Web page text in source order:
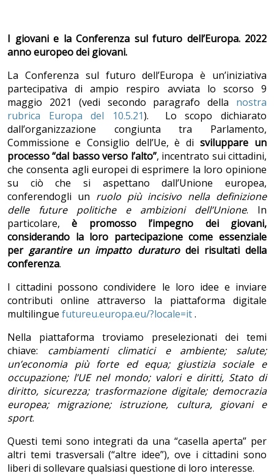
I giovani e la Conferenza sul futuro dell’Europa. 2022
anno europeo dei giovani.
La Conferenza sul futuro dell’Europa è un’iniziativa
partecipativa di ampio respiro avviata lo scorso 9
maggio 2021 (vedi secondo paragrafo della nostra
rubrica Europa del 10.5.21). Lo scopo dichiarato
dall’organizzazione congiunta tra Parlamento,
Commissione e Consiglio dell’Ue, è disviluppare un
processo “dal basso verso l’alto”, incentrato sui cittadini,
che consenta agli europei di esprimere la loro opinione
su ciò che si aspettano dall’Unione europea,
conferendogli un ruolo più incisivo nella definizione
delle future politiche e ambizioni dell’Unione. In
particolare,è promosso l’impegno dei giovani,
considerando la loro partecipazione come essenziale
pergarantire un impatto duraturodei risultati della
conferenza.
I cittadini possono condividere le loro idee e inviare
contributi online attraverso la piattaforma digitale
multilingue futureu.europa.eu/?locale=it.
Nella piattaforma troviamo preselezionati dei temi
chiave: cambiamenti climatici e ambiente; salute;
un’economia più forte ed equa; giustizia sociale e
occupazione; l’UE nel mondo; valori e diritti, Stato di
diritto, sicurezza; trasformazione digitale; democrazia
europea; migrazione; istruzione, cultura, giovani e
sport.
Questi temi sono integrati da una “casella aperta” per
altri temi trasversali (“altre idee”), ove i cittadini sono
liberi di sollevare qualsiasi questione di loro interesse.